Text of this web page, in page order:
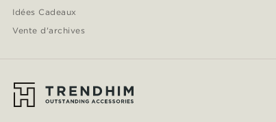
Idées Cadeaux
Vente d'archives